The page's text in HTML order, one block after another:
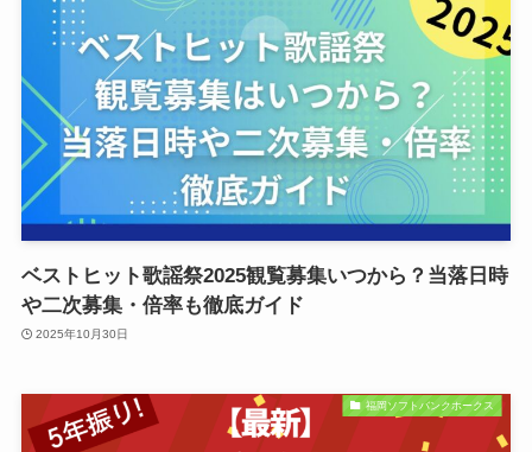
ベストヒット歌謡祭2025観覧募集いつから？当落日時
や二次募集・倍率も徹底ガイド
2025年10月30日
福岡ソフトバンクホークス